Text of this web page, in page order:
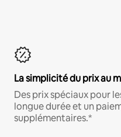
La simplicité du prix au
Des prix spéciaux pour
longue durée et un
supplémentaires.*